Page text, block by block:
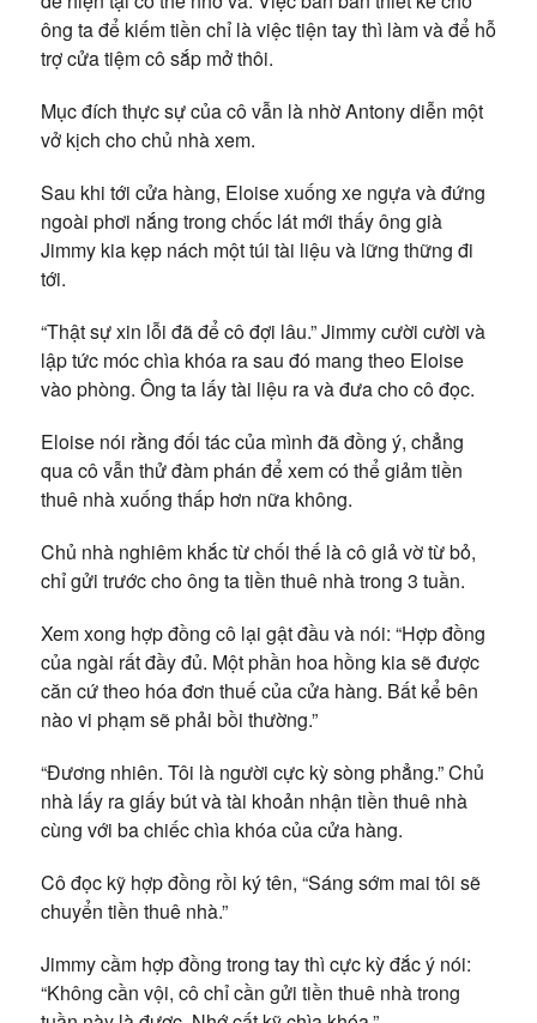
ông ta để kiếm tiền chỉ là việc tiện tay thì làm và để hỗ
trợ cửa tiệm cô sắp mở thôi.
Mục đích thực sự của cô vẫn là nhờ Antony diễn một
vở kịch cho chủ nhà xem.
Sau khi tới cửa hàng, Eloise xuống xe ngựa và đứng
ngoài phơi nắng trong chốc lát mới thấy ông già
Jimmy kia kẹp nách một túi tài liệu và lững thững đi
tới.
“Thật sự xin lỗi đã để cô đợi lâu.” Jimmy cười cười và
lập tức móc chìa khóa ra sau đó mang theo Eloise
vào phòng. Ông ta lấy tài liệu ra và đưa cho cô đọc.
Eloise nói rằng đối tác của mình đã đồng ý, chẳng
qua cô vẫn thử đàm phán để xem có thể giảm tiền
thuê nhà xuống thấp hơn nữa không.
Chủ nhà nghiêm khắc từ chối thế là cô giả vờ từ bỏ,
chỉ gửi trước cho ông ta tiền thuê nhà trong 3 tuần.
Xem xong hợp đồng cô lại gật đầu và nói: “Hợp đồng
của ngài rất đầy đủ. Một phần hoa hồng kia sẽ được
căn cứ theo hóa đơn thuế của cửa hàng. Bất kể bên
nào vi phạm sẽ phải bồi thường.”
“Đương nhiên. Tôi là người cực kỳ sòng phẳng.” Chủ
nhà lấy ra giấy bút và tài khoản nhận tiền thuê nhà
cùng với ba chiếc chìa khóa của cửa hàng.
Cô đọc kỹ hợp đồng rồi ký tên, “Sáng sớm mai tôi sẽ
chuyển tiền thuê nhà.”
Jimmy cầm hợp đồng trong tay thì cực kỳ đắc ý nói:
“Không cần vội, cô chỉ cần gửi tiền thuê nhà trong